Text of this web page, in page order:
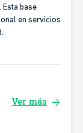
Esta base
en servicios
Ver más arrow_forward